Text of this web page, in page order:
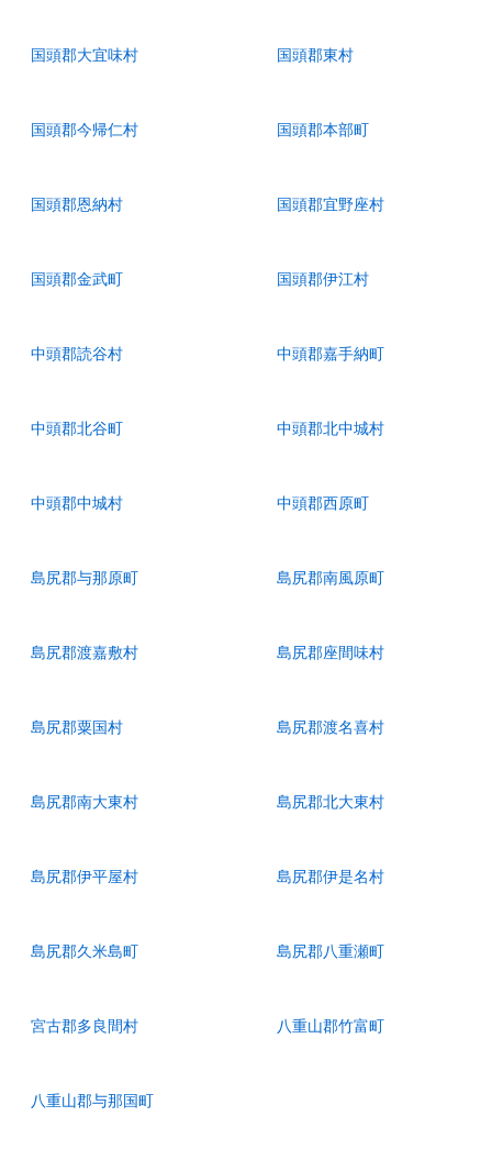
国頭郡大宜味村 国頭郡東村
国頭郡今帰仁村 国頭郡本部町
国頭郡恩納村 国頭郡宜野座村
国頭郡金武町 国頭郡伊江村
中頭郡読谷村 中頭郡嘉手納町
中頭郡北谷町 中頭郡北中城村
中頭郡中城村 中頭郡西原町
島尻郡与那原町 島尻郡南風原町
島尻郡渡嘉敷村 島尻郡座間味村
島尻郡粟国村 島尻郡渡名喜村
島尻郡南大東村 島尻郡北大東村
島尻郡伊平屋村 島尻郡伊是名村
島尻郡久米島町 島尻郡八重瀬町
宮古郡多良間村 八重山郡竹富町
八重山郡与那国町